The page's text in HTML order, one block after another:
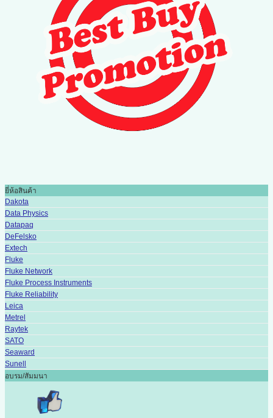
ยี่ห้อสินค้า
Dakota
Data Physics
Datapaq
DeFelsko
Extech
Fluke
Fluke Network
Fluke Process Instruments
Fluke Reliability
Leica
Metrel
Raytek
SATO
Seaward
Sunell
อบรม/สัมมนา